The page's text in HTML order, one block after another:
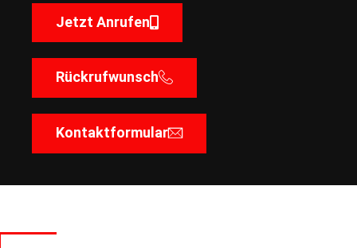
Jetzt Anrufen
Rückrufwunsch
Kontaktformular